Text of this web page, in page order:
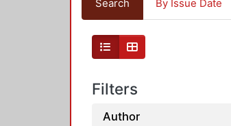
Search By Issue Date
Filters
Author